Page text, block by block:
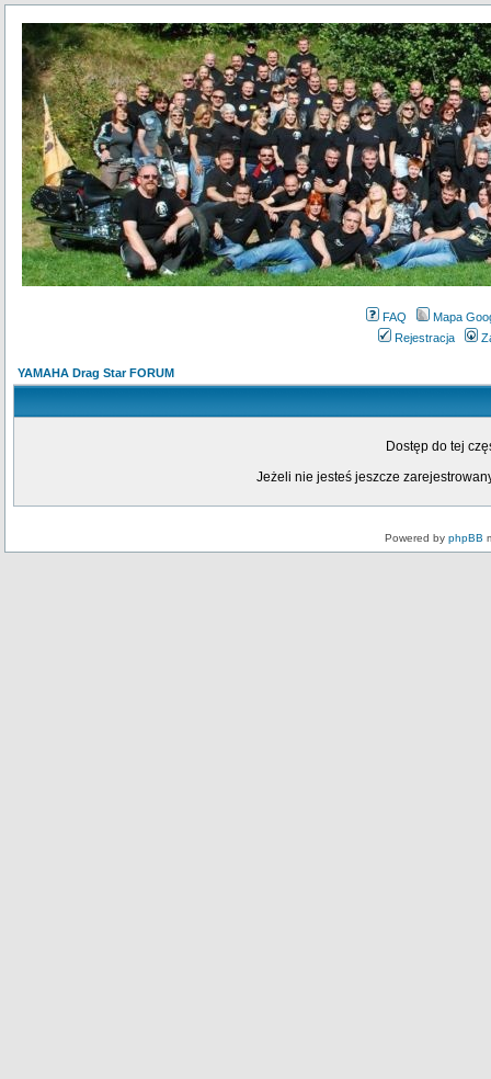
FAQ
Mapa
Rejestracja
YAMAHA Drag Star FORUM
Dostęp do tej
Jeżeli nie jesteś jeszcze
Powered by phpBB